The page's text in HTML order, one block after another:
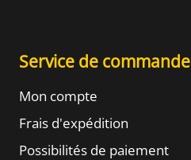
Service de commande
Mon compte
Frais d'expédition
Possibilités de paiement